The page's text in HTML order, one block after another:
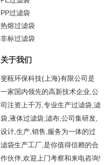
PP过滤袋
热熔过滤袋
非标过滤袋
关于我们
斐瓯环保科技(上海)有限公司是
一家国内领先的高新技术企业,公
司注资上千万,专业生产过滤袋,滤
袋,液体过滤袋,滤布,公司集研发,
设计,生产,销售,服务为一体的过
滤袋生产工厂,是你值得信赖的合
作伙伴,欢迎上门考察和来电咨询!